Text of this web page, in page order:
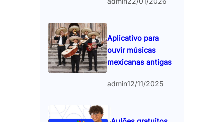
Aplicativo para
ouvir músicas
mexicanas antigas
admin12/11/2025